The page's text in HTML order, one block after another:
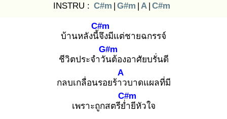
INSTRU : C#m | G#m | A | C#m
บ้านหลังนี้จึ
C#m
งมีแต่ชายฉกรรจ์
ชีวิตประจำวัน
G#m
ต้องอาศัยบรั่นดี
กลบเกลื่อนรอยร้าว
A
บาดแผลที่มี
เพราะถูกสตรีย่ำ
C#m
ยีหัวใจ